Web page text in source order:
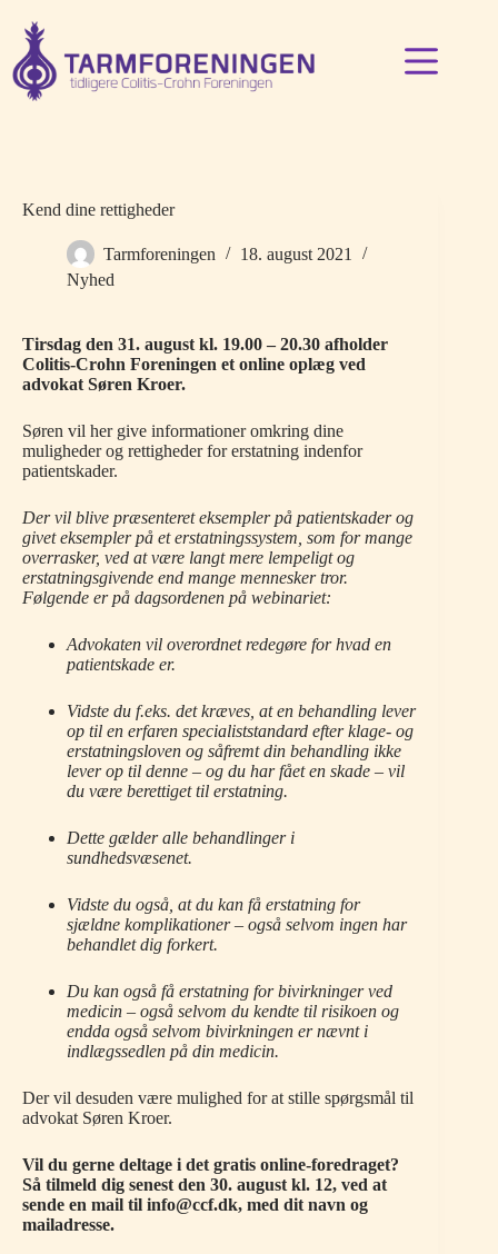
indhold
Kend dine rettigheder
Tarmforeningen
18. august 2021
Nyhed
Tirsdag den 31. august kl. 19.00 – 20.30 afholder
Colitis-Crohn Foreningen et online oplæg ved
advokat Søren Kroer.
Søren vil her give informationer omkring dine
muligheder og rettigheder for erstatning indenfor
patientskader.
Der vil blive præsenteret eksempler på patientskader og
givet eksempler på et erstatningssystem, som for mange
overrasker, ved at være langt mere lempeligt og
erstatningsgivende end mange mennesker tror.
Følgende er på dagsordenen på webinariet:
Advokaten vil overordnet redegøre for hvad en
patientskade er.
Vidste du f.eks. det kræves, at en behandling lever
op til en erfaren specialiststandard efter klage- og
erstatningsloven og såfremt din behandling ikke
lever op til denne – og du har fået en skade – vil
du være berettiget til erstatning.
Dette gælder alle behandlinger i
sundhedsvæsenet.
Vidste du også, at du kan få erstatning for
sjældne komplikationer – også selvom ingen har
behandlet dig forkert.
Du kan også få erstatning for bivirkninger ved
medicin – også selvom du kendte til risikoen og
endda også selvom bivirkningen er nævnt i
indlægssedlen på din medicin.
Der vil desuden være mulighed for at stille spørgsmål til
advokat Søren Kroer.
Vil du gerne deltage i det gratis online-foredraget?
Så tilmeld dig senest den 30. august kl. 12, ved at
sende en mail til info@ccf.dk, med dit navn og
mailadresse.